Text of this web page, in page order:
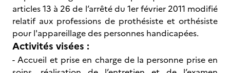
articles 13 à 26 de l’arrêté du 1er février 2011 modifié
relatif aux professions de prothésiste et orthésiste
pour l'appareillage des personnes handicapées.
Activités visées :
- Accueil et prise en charge de la personne prise en